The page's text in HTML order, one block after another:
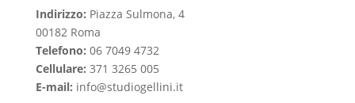
Indirizzo: Piazza Sulmona, 4
00182 Roma
Telefono: 06 7049 4732
Cellulare: 371 3265 005
E-mail: info@studiogellini.it